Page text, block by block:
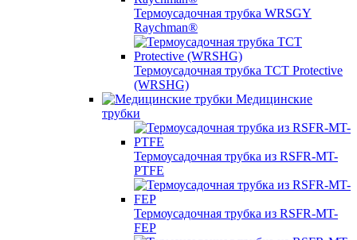
Термоусадочная трубка WRSGY
Raychman®
Термоусадочная трубка TCT Protective
(WRSHG)
Медицинские
трубки
Термоусадочная трубка из RSFR-MT-
PTFE
Термоусадочная трубка из RSFR-MT-
FEP